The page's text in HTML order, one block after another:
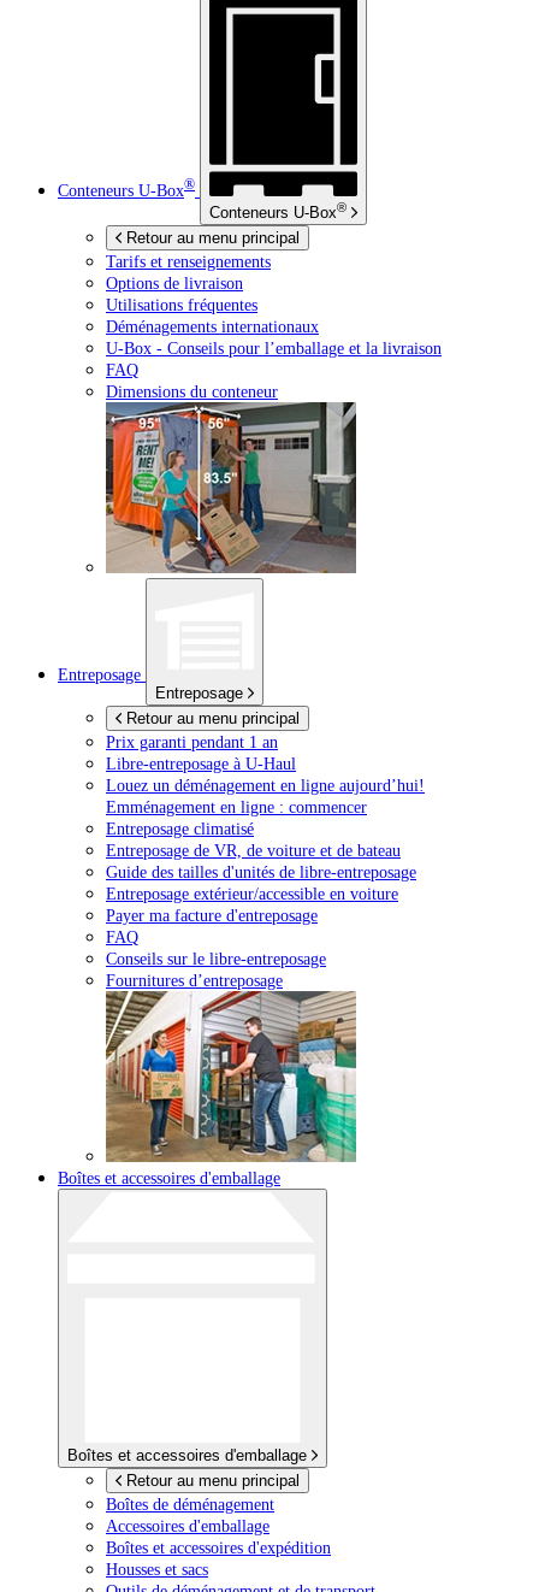
Conteneurs U-Box®
Conteneurs U-Box®
Retour au menu principal
Tarifs et renseignements
Options de livraison
Utilisations fréquentes
Déménagements internationaux
U-Box - Conseils pour l’emballage et la livraison
FAQ
Dimensions du conteneur
Entreposage
Entreposage
Retour au menu principal
Prix garanti pendant 1 an
Libre-entreposage à U-Haul
Louez un déménagement en ligne aujourd’hui!
Emménagement en ligne : commencer
Entreposage climatisé
Entreposage de VR, de voiture et de bateau
Guide des tailles d'unités de libre-entreposage
Entreposage extérieur/accessible en voiture
Payer ma facture d'entreposage
FAQ
Conseils sur le libre-entreposage
Fournitures d’entreposage
Boîtes et accessoires d'emballage
Boîtes et accessoires d'emballage
Retour au menu principal
Boîtes de déménagement
Accessoires d'emballage
Boîtes et accessoires d'expédition
Housses et sacs